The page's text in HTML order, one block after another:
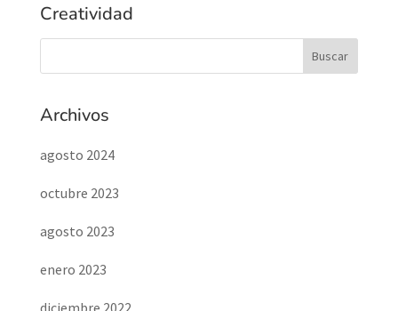
Creatividad
Archivos
agosto 2024
octubre 2023
agosto 2023
enero 2023
diciembre 2022